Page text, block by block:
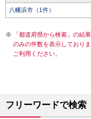
八幡浜市（1件）
「都道府県から検索」の結
のみの件数を表示しており
ご利用ください。
フリーワードで検索